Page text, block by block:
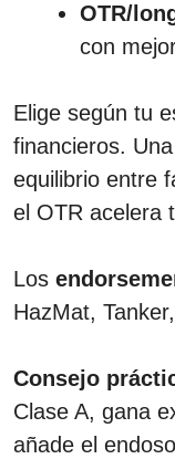
OTR/
con
Elige según tu
financieros.
equilibrio entre
el OTR acelera
Los
HazMat,
Consejo
Clase A, gana
añade el